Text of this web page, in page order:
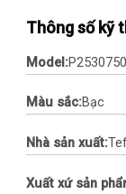
Thông số kỹ
Model:P2530750
Màu sắc:Bạc
Nhà sản xuất:
Xuất xứ sản